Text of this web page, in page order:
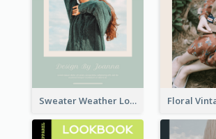
Sweater Weather Lookbook